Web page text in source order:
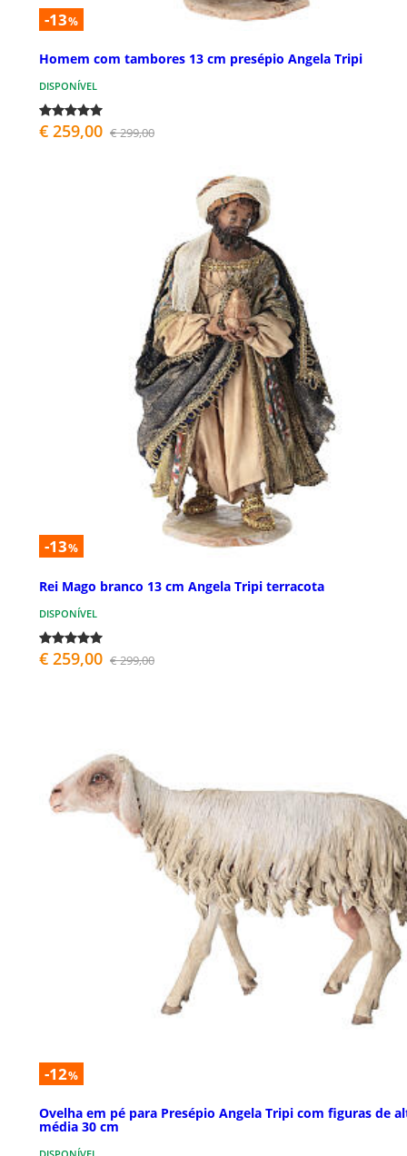
-13%
Homem com tambores 13 cm presépio Angela Tripi
DISPONÍVEL
€ 259,00 € 299,00
-13%
Rei Mago branco 13 cm Angela Tripi terracota
DISPONÍVEL
€ 259,00 € 299,00
-12%
Ovelha em pé para Presépio Angela Tripi com figuras de
média 30 cm